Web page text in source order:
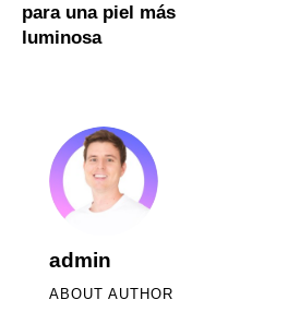
para una piel más
luminosa
admin
ABOUT AUTHOR